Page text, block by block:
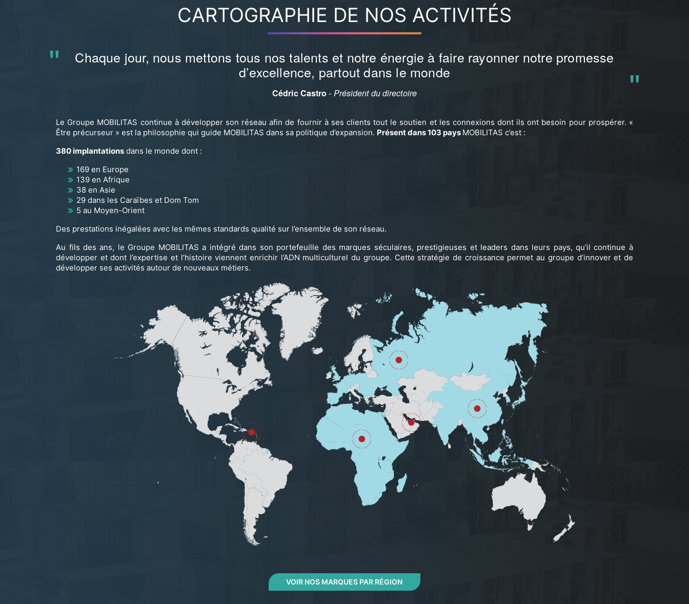
CARTOGRAPHIE DE NOS ACTIVITÉS
Chaque jour, nous mettons tous nos talents et notre énergie à faire rayonner notre promesse
d’excellence, partout dans le monde
Cédric Castro - Président du directoire
Le Groupe MOBILITAS continue à développer son réseau afin de fournir à ses clients tout le soutien et les connexions dont ils ont besoin pour prospérer. «
Être précurseur » est la philosophie qui guide MOBILITAS dans sa politique d’expansion. Présent dans 103 pays MOBILITAS c’est :
380 implantations dans le monde dont :
169 en Europe
139 en Afrique
38 en Asie
29 dans les Caraïbes et Dom Tom
5 au Moyen-Orient
Des prestations inégalées avec les mêmes standards qualité sur l’ensemble de son réseau.
Au fils des ans, le Groupe MOBILITAS a intégré dans son portefeuille des marques séculaires, prestigieuses et leaders dans leurs pays, qu’il continue à
développer et dont l’expertise et l’histoire viennent enrichir l’ADN multiculturel du groupe. Cette stratégie de croissance permet au groupe d’innover et de
développer ses activités autour de nouveaux métiers.
VOIR NOS MARQUES PAR RÉGION